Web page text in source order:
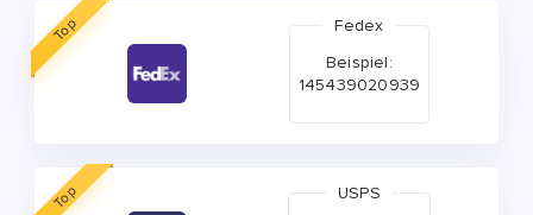
Top
Fedex
Beispiel:
145439020939
Top
USPS